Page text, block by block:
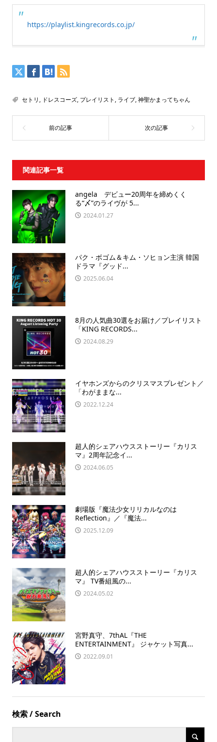
https://playlist.kingrecords.co.jp/
セトリ , ドレスコーズ, プレイリスト , ライブ,神聖かまってちゃん
関連記事一覧
angela デビュー20周年を締めくく
る“〆”のライヴが 5...
2024.01.27
パク・ボゴム＆キム・ソヒョン主演 韓国
ドラマ『グッド...
2025.06.04
8月の人気曲30選をお届け／プレイリスト
「KING RECORDS...
2024.08.29
イヤホンズからのクリスマスプレゼント／
「わがままな...
2022.12.24
超人的シェアハウスストーリー『カリス
マ』2周年記念イ...
2024.06.05
劇場版『魔法少女リリカルなのは
Reflection』／『魔法...
2025.12.09
超人的シェアハウスストーリー『カリス
マ』 TV番組風の...
2024.05.02
宮野真守、7thAL『THE
ENTERTAINMENT』 ジャケット写真...
2022.09.01
検索 / Search